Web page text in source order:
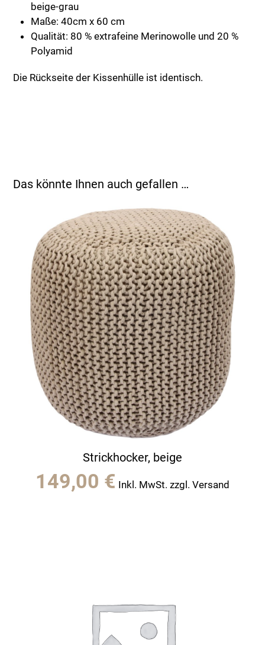
beige-grau
Maße: 40cm x 60 cm
Qualität: 80 % extrafeine Merinowolle und 20 %
Polyamid
Die Rückseite der Kissenhülle ist identisch.
Das könnte Ihnen auch gefallen …
Strickhocker, beige
149,00 € Inkl. MwSt. zzgl. Versand